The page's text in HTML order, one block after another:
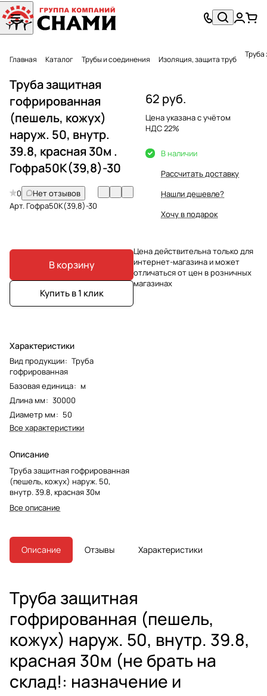
Главная Каталог Трубы и соединения Изоляция, защита труб Труба
Труба защитная
гофрированная
(пешель, кожух)
наруж. 50, внутр.
39.8, красная 30м .
Гофра50К(39,8)-30
0
Нет отзывов
Арт.Гофра50К(39,8)-30
В корзину
Купить в 1 клик
Характеристики
Вид продукции: Труба
гофрированная
Базовая единица: м
Длина мм: 30000
Диаметр мм: 50
Все характеристики
Описание
Труба защитная гофрированная
(пешель, кожух) наруж. 50,
внутр. 39.8, красная 30м
Все описание
62 руб.
Цена указана с учётом
НДС 22%
В наличии
Рассчитать доставку
Нашли дешевле?
Хочу в подарок
Цена действительна только для
интернет-магазина и может
отличаться от цен в розничных
магазинах
Описание Отзывы Характеристики
Труба защитная
гофрированная (пешель,
кожух) наруж. 50, внутр. 39.8,
красная 30м (не брать на
склад!: назначение и